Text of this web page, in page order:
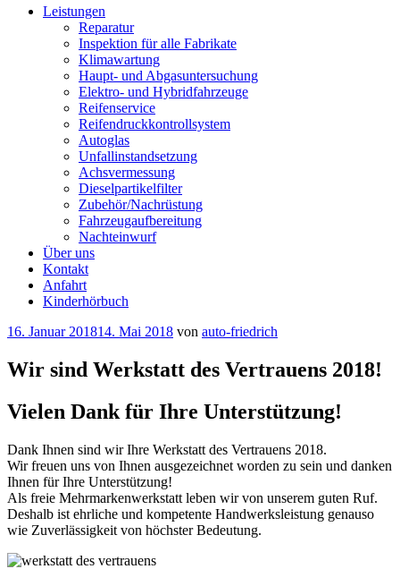
Leistungen
Reparatur
Inspektion für alle Fabrikate
Klimawartung
Haupt- und Abgasuntersuchung
Elektro- und Hybridfahrzeuge
Reifenservice
Reifendruckkontrollsystem
Autoglas
Unfallinstandsetzung
Achsvermessung
Dieselpartikelfilter
Zubehör/Nachrüstung
Fahrzeugaufbereitung
Nachteinwurf
Über uns
Kontakt
Anfahrt
Kinderhörbuch
Veröffentlicht
16. Januar 201814. Mai 2018 von auto-friedrich
Wir sind Werkstatt des Vertrauens 2018!
Vielen Dank für Ihre Unterstützung!
Dank Ihnen sind wir Ihre Werkstatt des Vertrauens 2018.
Wir freuen uns von Ihnen ausgezeichnet worden zu sein und danken
Ihnen für Ihre Unterstützung!
Als freie Mehrmarkenwerkstatt leben wir von unserem guten Ruf.
Deshalb ist ehrliche und kompetente Handwerksleistung genauso
wie Zuverlässigkeit von höchster Bedeutung.